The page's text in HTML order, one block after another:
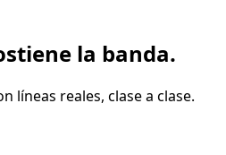
la banda.
líneas reales, clase a clase.